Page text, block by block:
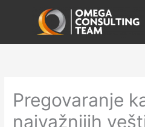
Pregovaranje
najvažnijih